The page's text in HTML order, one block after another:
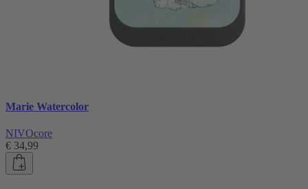
Marie Watercolor
NIVOcore
€ 34,99